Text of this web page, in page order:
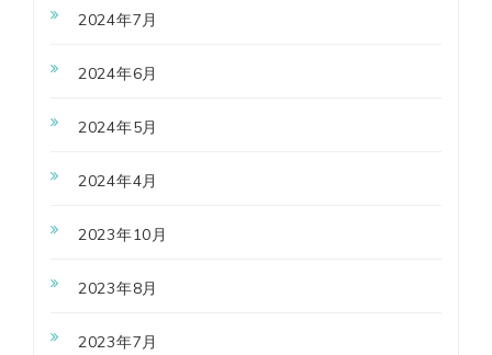
2024年7月
2024年6月
2024年5月
2024年4月
2023年10月
2023年8月
2023年7月